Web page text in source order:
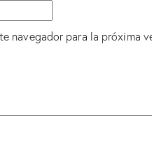
navegador para la próxima